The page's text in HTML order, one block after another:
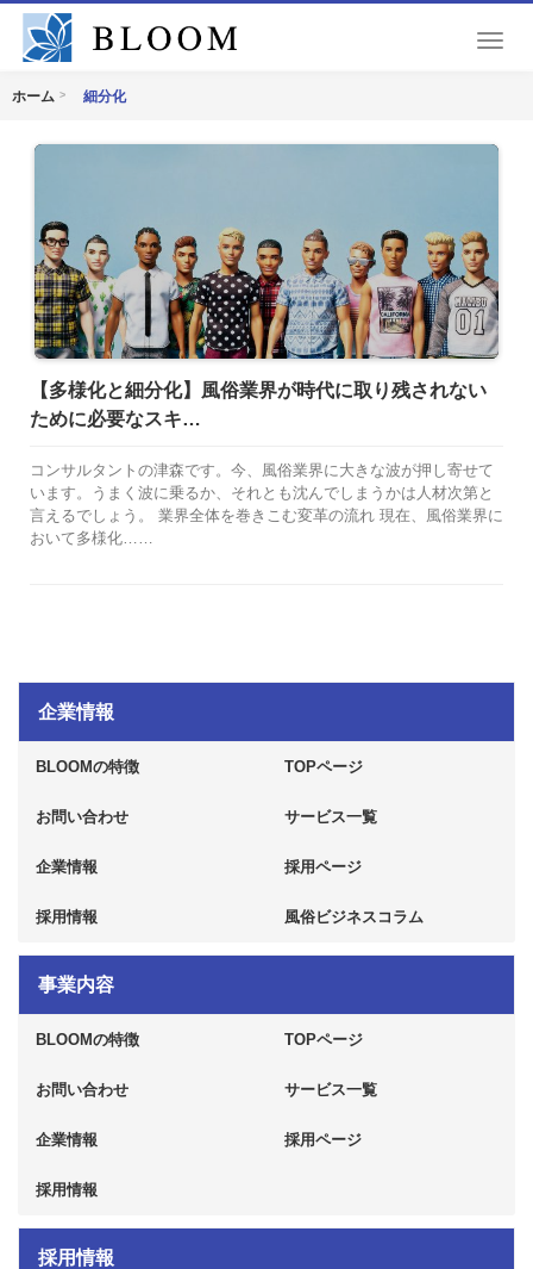
T
i
g
a
t
i
ホーム 細分化
【多様化と細分化】風俗業界が時代に取り残されない
ために必要なスキ…
コンサルタントの津森です。今、風俗業界に大きな波が押し寄せて
います。うまく波に乗るか、それとも沈んでしまうかは人材次第と
言えるでしょう。 業界全体を巻きこむ変革の流れ 現在、風俗業界に
おいて多様化……
企業情報
BLOOMの特徴 TOPページ
お問い合わせ サービス一覧
企業情報 採用ページ
採用情報 風俗ビジネスコラム
事業内容
BLOOMの特徴 TOPページ
お問い合わせ サービス一覧
企業情報 採用ページ
採用情報
採用情報